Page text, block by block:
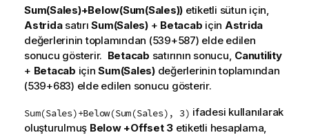
Sum(Sales)+Below(Sum(Sales)) etiketli sütun için,
AstridasatırıSum(Sales)+ Betacab için Astrida
değerlerinin toplamından (539+587) elde edilen
sonucu gösterir. Betacab satırının sonucu, Canutility
+ Betacab içinSum(Sales)değerlerinin toplamından
(539+683) elde edilen sonucu gösterir.
Sum(Sales)+Below(Sum(Sales), 3) ifadesi kullanılarak
oluşturulmuş Below +Offset 3 etiketli hesaplama,